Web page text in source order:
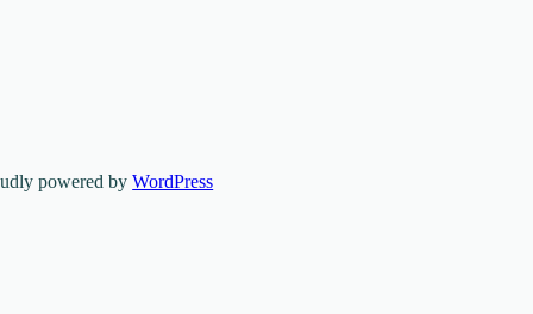
powered byWordPress